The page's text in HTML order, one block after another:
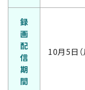
録
画
配
信
期
間
10月5日